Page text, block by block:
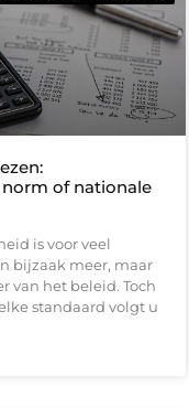
of nationale
is voor veel
bijzaak meer, maar
van het beleid. Toch
standaard volgt u